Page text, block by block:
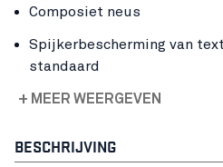
Composiet neus
Spijkerbescherming van
standaard
+ MEER WEERGEVEN
BESCHRIJVING